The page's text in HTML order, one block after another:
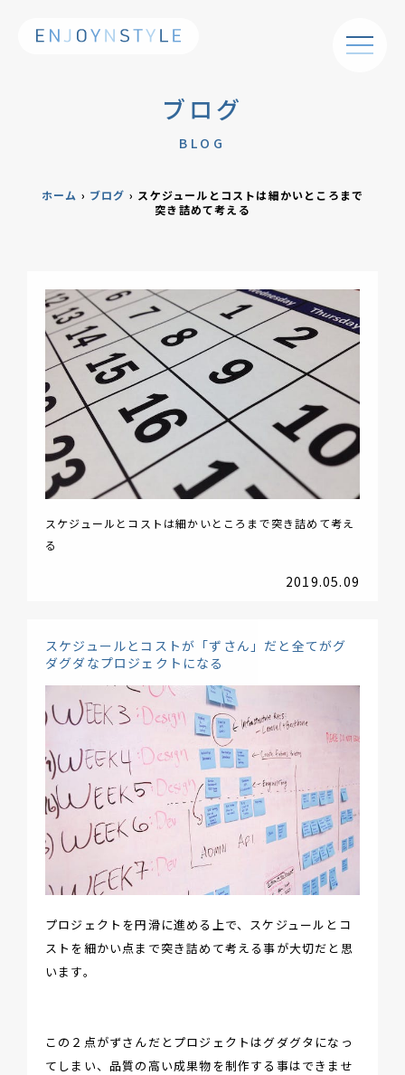
ブログ
BLOG
ホーム › ブログ › スケジュールとコストは細かいところまで
突き詰めて考える
スケジュールとコストは細かいところまで突き詰めて考え
る
2019.05.09
スケジュールとコストが「ずさん」だと全てがグ
ダグダなプロジェクトになる
プロジェクトを円滑に進める上で、スケジュールとコ
ストを細かい点まで突き詰めて考える事が大切だと思
います。
この２点がずさんだとプロジェクトはグダグタになっ
てしまい、品質の高い成果物を制作する事はできませ